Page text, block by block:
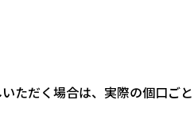
ただく場合は、実際の個口ご